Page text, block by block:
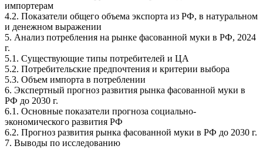
импортерам
4.2. Показатели общего объема экспорта из РФ, в натуральном
и денежном выражении
5. Анализ потребления на рынке фасованной муки в РФ, 2024
г.
5.1. Существующие типы потребителей и ЦА
5.2. Потребительские предпочтения и критерии выбора
5.3. Объем импорта в потреблении
6. Экспертный прогноз развития рынка фасованной муки в
РФ до 2030 г.
6.1. Основные показатели прогноза социально-
экономического развития РФ
6.2. Прогноз развития рынка фасованной муки в РФ до 2030 г.
7. Выводы по исследованию